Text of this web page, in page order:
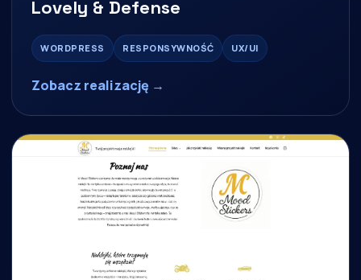
Lovely & Defense
WORDPRESS RESPONSYWNOŚĆ UX/UI
Zobacz realizację →